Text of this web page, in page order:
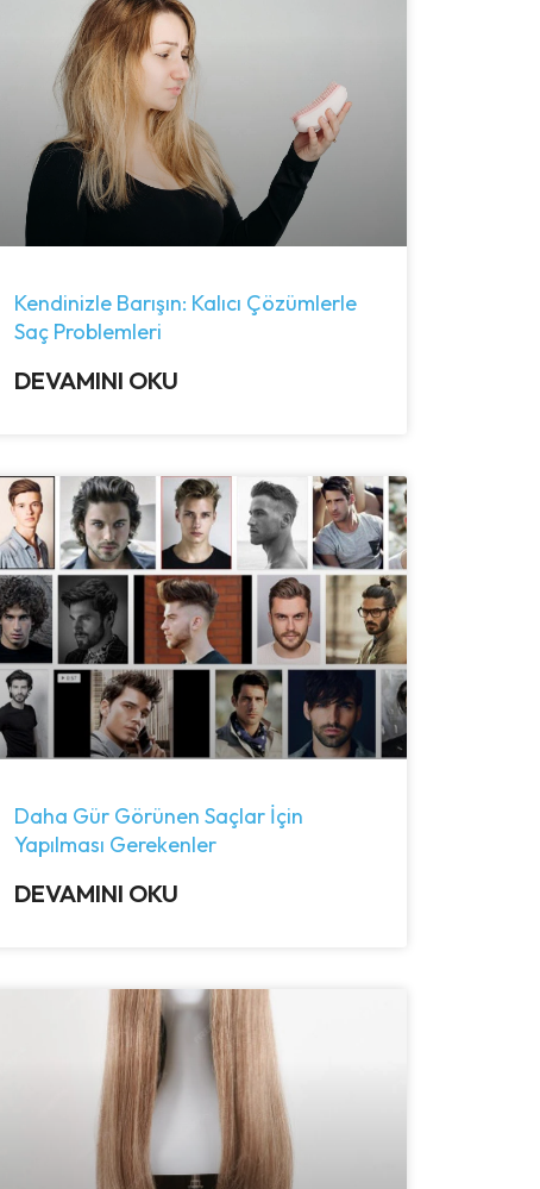
Kendinizle Barışın: Kalıcı Çözümlerle
Saç Problemleri
DEVAMINI OKU
Daha Gür Görünen Saçlar İçin
Yapılması Gerekenler
DEVAMINI OKU